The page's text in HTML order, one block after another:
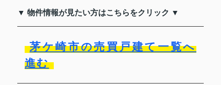
▼ 物件情報が見たい方はこちらをクリック ▼
茅ケ崎市の売買戸建て一覧へ
進む